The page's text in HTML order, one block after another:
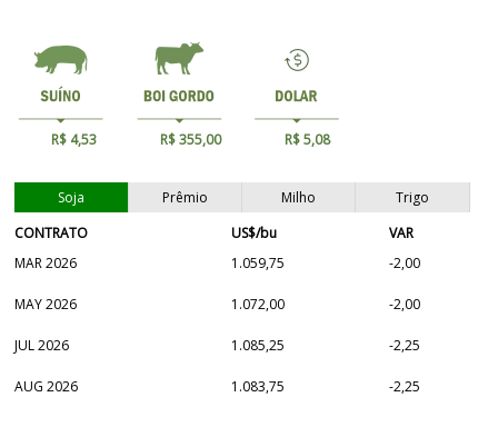
R$ 4,53 R$ 355,00 R$ 5,08
Soja Prêmio Milho
Trigo
CONTRATO
US$/bu
VAR
MAR 2026
1.059,75 -2,00
MAY 2026 1.072,00 -2,00
JUL 2026 1.085,25 -2,25
AUG 2026 1.083,75 -2,25